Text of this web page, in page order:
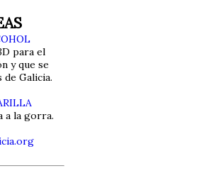
para el
y que se
Galicia.
a la gorra.